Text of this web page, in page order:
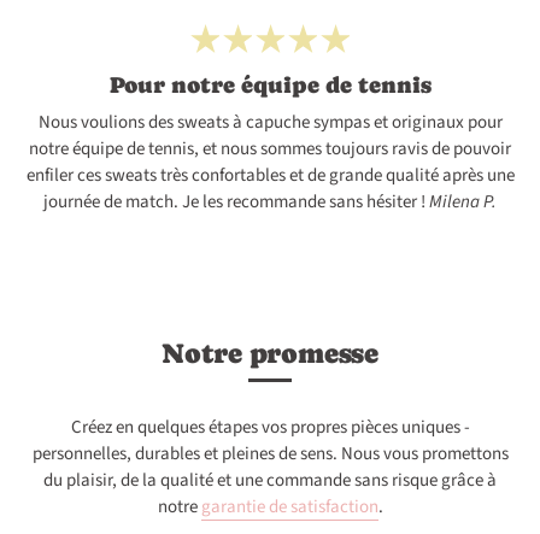
Pour notre équipe de tennis
Nous voulions des sweats à capuche sympas et originaux pour
notre équipe de tennis, et nous sommes toujours ravis de pouvoir
enfiler ces sweats très confortables et de grande qualité après une
journée de match. Je les recommande sans hésiter !Milena P.
Notre promesse
Créez en quelques étapes vos propres pièces uniques -
personnelles, durables et pleines de sens. Nous vous promettons
du plaisir, de la qualité et une commande sans risque grâce à
notregarantie de satisfaction.